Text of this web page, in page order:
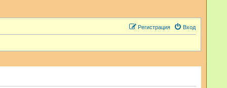
Вход
Регистрация